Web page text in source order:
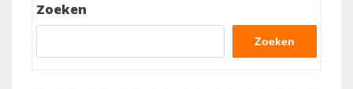
Zoeken
Zoeken